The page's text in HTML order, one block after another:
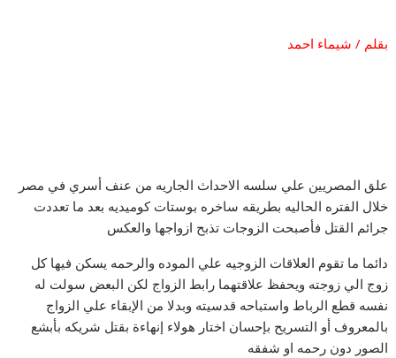
بقلم / شيماء احمد
علق المصريين علي سلسه الاحداث الجاريه من عنف أسري في مصر
خلال الفتره الحاليه بطريقه ساخره بوستات كوميديه بعد ما تعددت
جرائم القتل فأصبحت الزوجات تذبح ازواجها والعكس
دائما ما تقوم العلاقات الزوجيه علي الموده والرحمه يسكن فيها كل
زوج الي زوجته ويحفظ علاقتهما رابط الزواج لكن البعض سولت له
نفسه قطع الرباط واستباحه قدسيته وبدلا من الإبقاء علي الزواج
بالمعروف أو التسريح بإحسان اختار هولاء إنهاءة بقتل شريكه بأبشع
الصور دون رحمه او شفقه